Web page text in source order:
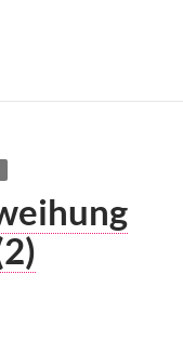
in Obermenzing